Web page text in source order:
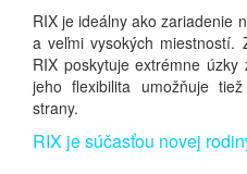
RIX je ideálny ako zariadenie
a veľmi vysokých miestností.
RIX poskytuje extrémne
jeho flexibilita umožňuje
strany.
RIX je súčasťou novej